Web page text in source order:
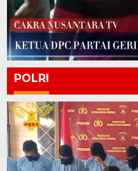
POLRI